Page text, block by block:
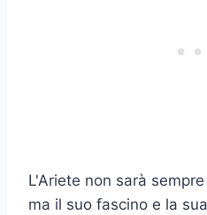
L'Ariete non sarà
ma il suo fascino e la